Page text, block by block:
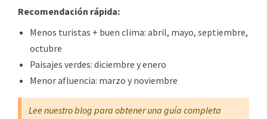
Recomendación rápida:
Menos turistas + buen clima: abril, mayo, septiembre,
octubre
Paisajes verdes: diciembre y enero
Menor afluencia: marzo y noviembre
Lee nuestro blog para obtener una guía completa